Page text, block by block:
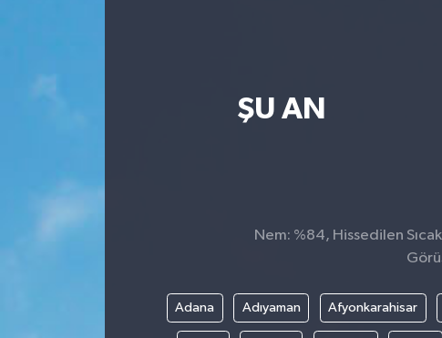
ŞU AN
Nem: %84, Hissedilen
Adana Adıyaman Afyonkarahisar